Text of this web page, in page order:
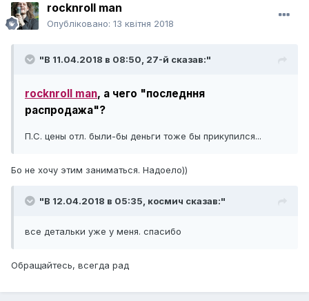
rocknroll man
Опубліковано: 13 квітня 2018
"В 11.04.2018 в 08:50, 27-й сказав:"
rocknroll man, а чего "последння
распродажа"?
П.С. цены отл. были-бы деньги тоже бы прикупился...
Бо не хочу этим заниматься. Надоело))
"В 12.04.2018 в 05:35, космич сказав:"
все детальки уже у меня. спасибо
Обращайтесь, всегда рад